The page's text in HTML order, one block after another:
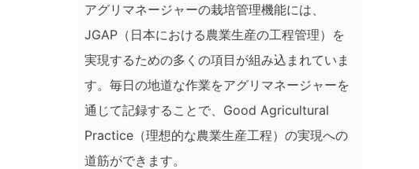
アグリマネージャーの栽培管理機能には、
JGAP（日本における農業生産の工程管理）を
実現するための多くの項目が組み込まれていま
す。毎日の地道な作業をアグリマネージャーを
通じて記録することで、Good Agricultural
Practice（理想的な農業生産工程）の実現への
道筋ができます。